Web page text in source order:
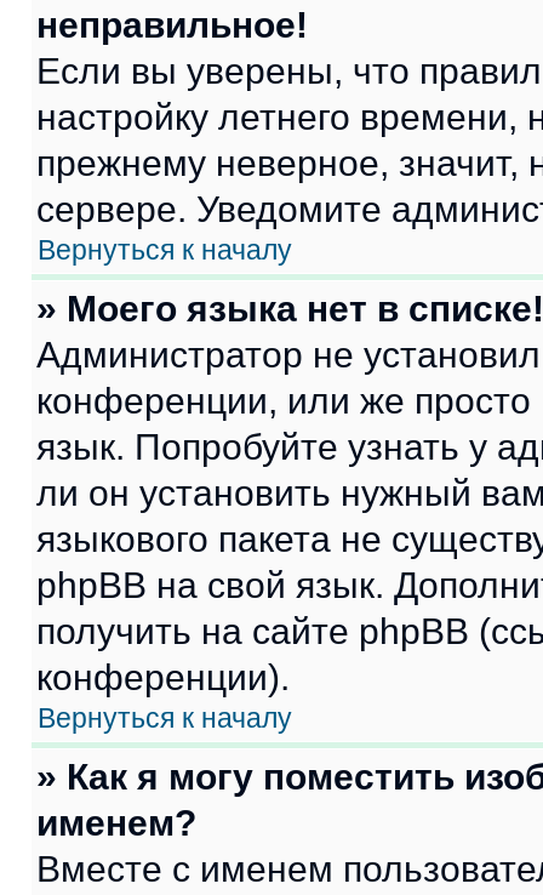
неправильное!
Если вы уверены, что
настройку летнего
прежнему неверное, значит,
сервере. Уведомите
Вернуться к началу
» Моего языка нет в списке!
Администратор не
конференции, или же
язык. Попробуйте узнать у
ли он установить нужный
языкового пакета не
phpBB на свой язык.
получить на сайте phpBB
конференции).
Вернуться к началу
» Как я могу поместить
именем?
Вместе с именем